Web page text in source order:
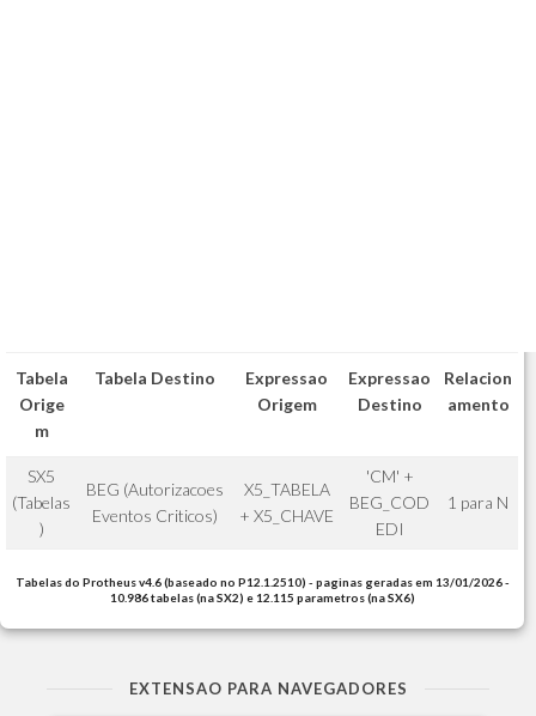
Tabela
Orige
m
Tabela Destino
Expressao
Origem
Expressao
Destino
Relacion
amento
SX5
(Tabelas
)
BEG (Autorizacoes
Eventos Criticos)
X5_TABELA
+ X5_CHAVE
'CM' +
BEG_COD
EDI
1 para N
Tabelas do Protheus v4.6 (baseado no P12.1.2510) - paginas geradas em 13/01/2026 -
10.986 tabelas (na SX2) e 12.115 parametros (na SX6)
EXTENSAO PARA NAVEGADORES